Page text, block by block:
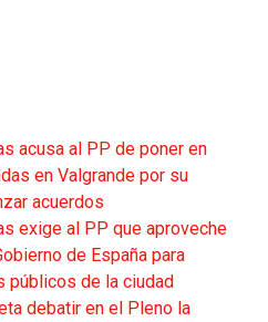
acusa al PP de poner en
en Valgrande por su
acuerdos
exige al PP que aproveche
de España para
públicos de la ciudad
debatir en el Pleno la